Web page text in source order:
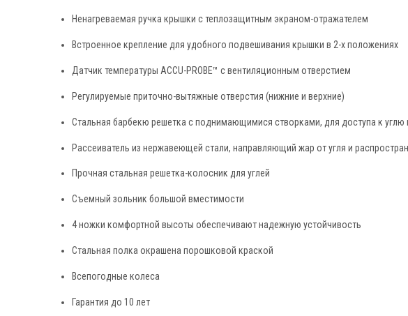
Ненагреваемая ручка крышки с теплозащитным экраном-отражателем
Встроенное крепление для удобного подвешивания крышки в 2-х положениях
Датчик температуры ACCU-PROBE™ с вентиляционным отверстием
Регулируемые приточно-вытяжные отверстия (нижние и верхние)
Стальная барбекю решетка с поднимающимися створками, для доступа к углю
Рассеиватель из нержавеющей стали, направляющий жар от угля и
Прочная стальная решетка-колосник для углей
Съемный зольник большой вместимости
4 ножки комфортной высоты обеспечивают надежную устойчивость
Стальная полка окрашена порошковой краской
Всепогодные колеса
Гарантия до 10 лет